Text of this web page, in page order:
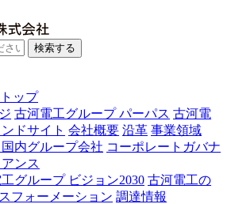
検索する
ップ
古河電工グループ パーパス 古河電
ドサイト 会社概要 沿革 事業領域
内グループ会社 コーポレートガバナ
ンス
グループ ビジョン2030 古河電工の
フォーメーション 調達情報